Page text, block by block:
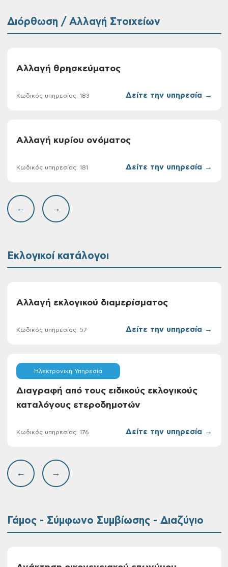
Διόρθωση / Αλλαγή Στοιχείων
Αλλαγή θρησκεύματος
Κωδικός υπηρεσίας: 183 Δείτε την υπηρεσία →
Αλλαγή κυρίου ονόματος
Κωδικός υπηρεσίας: 181 Δείτε την υπηρεσία →
← →
Εκλογικοί κατάλογοι
Αλλαγή εκλογικού διαμερίσματος
Κωδικός υπηρεσίας: 57 Δείτε την υπηρεσία →
Ηλεκτρονική Υπηρεσία
Διαγραφή από τους ειδικούς εκλογικούς
καταλόγους ετεροδημοτών
Κωδικός υπηρεσίας: 176 Δείτε την υπηρεσία →
← →
Γάμος - Σύμφωνο Συμβίωσης - Διαζύγιο